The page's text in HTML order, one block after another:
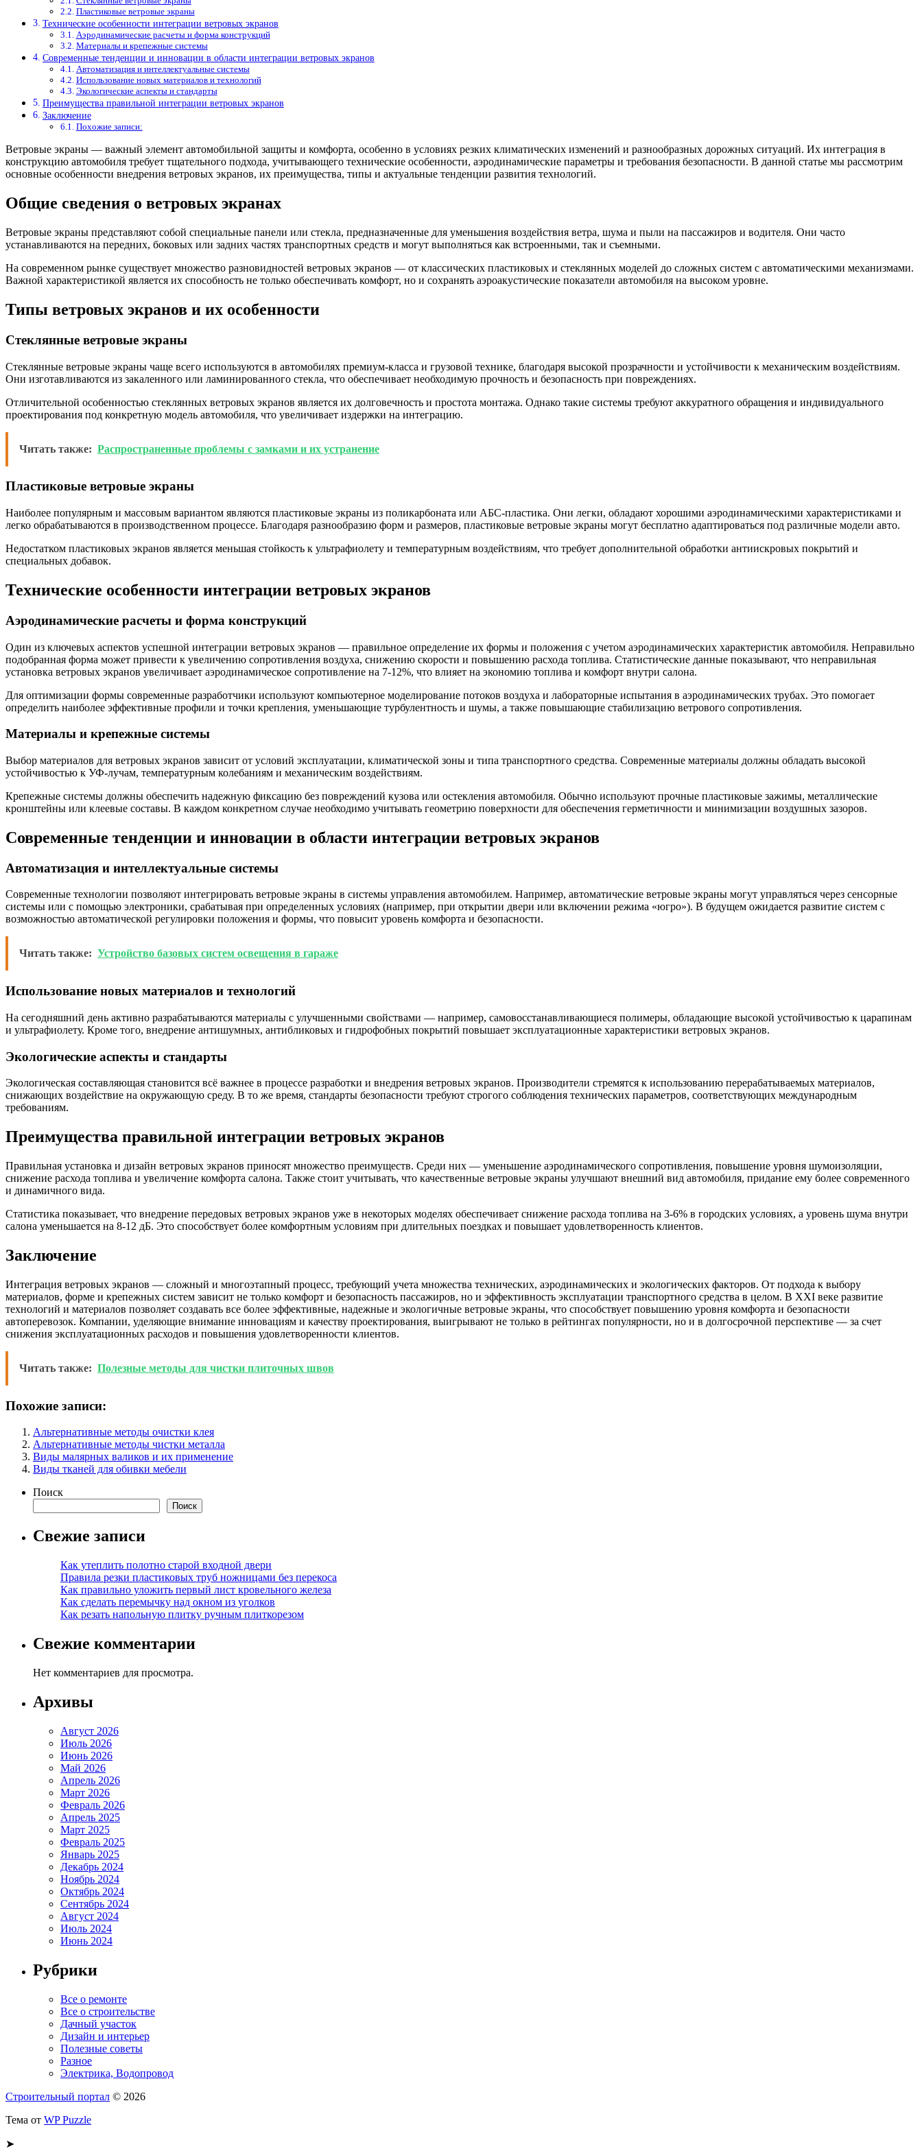
Пластиковые ветровые экраны
Технические особенности интеграции ветровых экранов
Аэродинамические расчеты и форма конструкций
Материалы и крепежные системы
Современные тенденции и инновации в области интеграции ветровых экранов
Автоматизация и интеллектуальные системы
Использование новых материалов и технологий
Экологические аспекты и стандарты
Преимущества правильной интеграции ветровых экранов
Заключение
Похожие записи:
Ветровые экраны — важный элемент автомобильной защиты и комфорта, особенно в условиях резких климатических изменений и разнообразных дорожных ситуаций. Их интеграция в
конструкцию автомобиля требует тщательного подхода, учитывающего технические особенности, аэродинамические параметры и требования безопасности. В данной статье мы рассмотрим
основные особенности внедрения ветровых экранов, их преимущества, типы и актуальные тенденции развития технологий.
Общие сведения о ветровых экранах
Ветровые экраны представляют собой специальные панели или стекла, предназначенные для уменьшения воздействия ветра, шума и пыли на пассажиров и водителя. Они часто
устанавливаются на передних, боковых или задних частях транспортных средств и могут выполняться как встроенными, так и съемными.
На современном рынке существует множество разновидностей ветровых экранов — от классических пластиковых и стеклянных моделей до сложных систем с автоматическими механизмами.
Важной характеристикой является их способность не только обеспечивать комфорт, но и сохранять аэроакустические показатели автомобиля на высоком уровне.
Типы ветровых экранов и их особенности
Стеклянные ветровые экраны
Стеклянные ветровые экраны чаще всего используются в автомобилях премиум-класса и грузовой технике, благодаря высокой прозрачности и устойчивости к механическим воздействиям.
Они изготавливаются из закаленного или ламинированного стекла, что обеспечивает необходимую прочность и безопасность при повреждениях.
Отличительной особенностью стеклянных ветровых экранов является их долговечность и простота монтажа. Однако такие системы требуют аккуратного обращения и индивидуального
проектирования под конкретную модель автомобиля, что увеличивает издержки на интеграцию.
Читать также: Распространенные проблемы с замками и их устранение
Пластиковые ветровые экраны
Наиболее популярным и массовым вариантом являются пластиковые экраны из поликарбоната или АБС-пластика. Они легки, обладают хорошими аэродинамическими характеристиками и
легко обрабатываются в производственном процессе. Благодаря разнообразию форм и размеров, пластиковые ветровые экраны могут бесплатно адаптироваться под различные модели авто.
Недостатком пластиковых экранов является меньшая стойкость к ультрафиолету и температурным воздействиям, что требует дополнительной обработки антиискровых покрытий и
специальных добавок.
Технические особенности интеграции ветровых экранов
Аэродинамические расчеты и форма конструкций
Один из ключевых аспектов успешной интеграции ветровых экранов — правильное определение их формы и положения с учетом аэродинамических характеристик автомобиля. Неправильно
подобранная форма может привести к увеличению сопротивления воздуха, снижению скорости и повышению расхода топлива. Статистические данные показывают, что неправильная
установка ветровых экранов увеличивает аэродинамическое сопротивление на 7-12%, что влияет на экономию топлива и комфорт внутри салона.
Для оптимизации формы современные разработчики используют компьютерное моделирование потоков воздуха и лабораторные испытания в аэродинамических трубах. Это помогает
определить наиболее эффективные профили и точки крепления, уменьшающие турбулентность и шумы, а также повышающие стабилизацию ветрового сопротивления.
Материалы и крепежные системы
Выбор материалов для ветровых экранов зависит от условий эксплуатации, климатической зоны и типа транспортного средства. Современные материалы должны обладать высокой
устойчивостью к УФ-лучам, температурным колебаниям и механическим воздействиям.
Крепежные системы должны обеспечить надежную фиксацию без повреждений кузова или остекления автомобиля. Обычно используют прочные пластиковые зажимы, металлические
кронштейны или клеевые составы. В каждом конкретном случае необходимо учитывать геометрию поверхности для обеспечения герметичности и минимизации воздушных зазоров.
Современные тенденции и инновации в области интеграции ветровых экранов
Автоматизация и интеллектуальные системы
Современные технологии позволяют интегрировать ветровые экраны в системы управления автомобилем. Например, автоматические ветровые экраны могут управляться через сенсорные
системы или с помощью электроники, срабатывая при определенных условиях (например, при открытии двери или включении режима «югро»). В будущем ожидается развитие систем с
возможностью автоматической регулировки положения и формы, что повысит уровень комфорта и безопасности.
Читать также: Устройство базовых систем освещения в гараже
Использование новых материалов и технологий
На сегодняшний день активно разрабатываются материалы с улучшенными свойствами — например, самовосстанавливающиеся полимеры, обладающие высокой устойчивостью к царапинам
и ультрафиолету. Кроме того, внедрение антишумных, антибликовых и гидрофобных покрытий повышает эксплуатационные характеристики ветровых экранов.
Экологические аспекты и стандарты
Экологическая составляющая становится всё важнее в процессе разработки и внедрения ветровых экранов. Производители стремятся к использованию перерабатываемых материалов,
снижающих воздействие на окружающую среду. В то же время, стандарты безопасности требуют строгого соблюдения технических параметров, соответствующих международным
требованиям.
Преимущества правильной интеграции ветровых экранов
Правильная установка и дизайн ветровых экранов приносят множество преимуществ. Среди них — уменьшение аэродинамического сопротивления, повышение уровня шумоизоляции,
снижение расхода топлива и увеличение комфорта салона. Также стоит учитывать, что качественные ветровые экраны улучшают внешний вид автомобиля, придание ему более современного
и динамичного вида.
Статистика показывает, что внедрение передовых ветровых экранов уже в некоторых моделях обеспечивает снижение расхода топлива на 3-6% в городских условиях, а уровень шума внутри
салона уменьшается на 8-12 дБ. Это способствует более комфортным условиям при длительных поездках и повышает удовлетворенность клиентов.
Заключение
Интеграция ветровых экранов — сложный и многоэтапный процесс, требующий учета множества технических, аэродинамических и экологических факторов. От подхода к выбору
материалов, форме и крепежных систем зависит не только комфорт и безопасность пассажиров, но и эффективность эксплуатации транспортного средства в целом. В XXI веке развитие
технологий и материалов позволяет создавать все более эффективные, надежные и экологичные ветровые экраны, что способствует повышению уровня комфорта и безопасности
автоперевозок. Компании, уделяющие внимание инновациям и качеству проектирования, выигрывают не только в рейтингах популярности, но и в долгосрочной перспективе — за счет
снижения эксплуатационных расходов и повышения удовлетворенности клиентов.
Читать также: Полезные методы для чистки плиточных швов
Похожие записи:
Альтернативные методы очистки клея
Альтернативные методы чистки металла
Виды малярных валиков и их применение
Виды тканей для обивки мебели
Поиск
Поиск
Свежие записи
Как утеплить полотно старой входной двери
Правила резки пластиковых труб ножницами без перекоса
Как правильно уложить первый лист кровельного железа
Как сделать перемычку над окном из уголков
Как резать напольную плитку ручным плиткорезом
Свежие комментарии
Нет комментариев для просмотра.
Архивы
Август 2026
Июль 2026
Июнь 2026
Май 2026
Апрель 2026
Март 2026
Февраль 2026
Апрель 2025
Март 2025
Февраль 2025
Январь 2025
Декабрь 2024
Ноябрь 2024
Октябрь 2024
Сентябрь 2024
Август 2024
Июль 2024
Июнь 2024
Рубрики
Все о ремонте
Все о строительстве
Дачный участок
Дизайн и интерьер
Полезные советы
Разное
Электрика, Водопровод
Строительный портал © 2026
Тема от WP Puzzle
➤